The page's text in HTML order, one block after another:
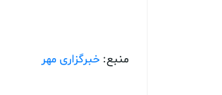
منبع: خبرگزاری مهر